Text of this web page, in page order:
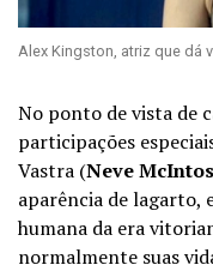
Alex Kingston, atriz que dá
No ponto de vista de
participações
Vastra (Neve
aparência de lagarto,
humana da era
normalmente suas